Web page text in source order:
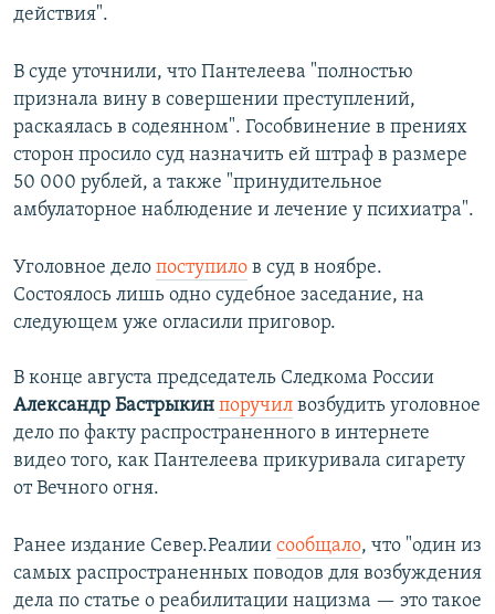
действия".
В суде уточнили, что Пантелеева "полностью
признала вину в совершении преступлений,
раскаялась в содеянном". Гособвинение в прениях
сторон просило суд назначить ей штраф в размере
50 000 рублей, а также "принудительное
амбулаторное наблюдение и лечение у психиатра".
Уголовное дело поступило в суд в ноябре.
Состоялось лишь одно судебное заседание, на
следующем уже огласили приговор.
В конце августа председатель Следкома России
Александр Бастрыкин поручил возбудить уголовное
дело по факту распространенного в интернете
видео того, как Пантелеева прикуривала сигарету
от Вечного огня.
Ранее издание Север.Реалии сообщало, что "один из
самых распространенных поводов для возбуждения
дела по статье о реабилитации нацизма — это такое